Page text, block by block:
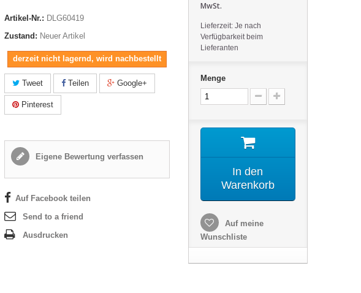
Artikel-Nr.: DLG60419
Zustand: Neuer Artikel
derzeit nicht lagernd, wird nachbestellt
Tweet Teilen Google+
Pinterest
Eigene Bewertung verfassen
Auf Facebook teilen
Send to a friend
Ausdrucken
MwSt.
Lieferzeit: Je nach
Verfügbarkeit beim
Lieferanten
Menge
In den
Warenkorb
Auf meine
Wunschliste